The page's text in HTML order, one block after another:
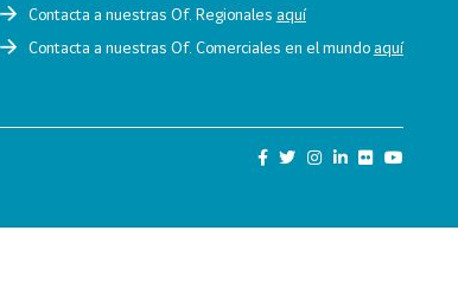
Contacta a nuestras Of. Regionales aquí
Contacta a nuestras Of. Comerciales en el mundoaquí